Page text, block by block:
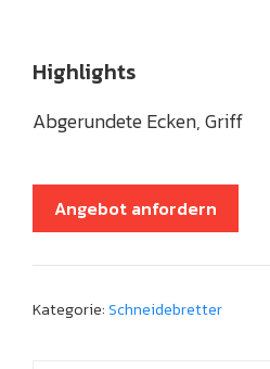
Highlights
Abgerundete Ecken, Griff
Angebot anfordern
Kategorie:Schneidebretter